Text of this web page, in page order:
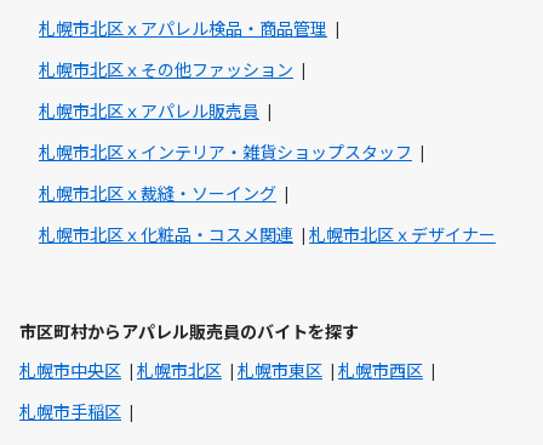
札幌市北区ｘアパレル検品・商品管理
札幌市北区ｘその他ファッション
札幌市北区ｘアパレル販売員
札幌市北区ｘインテリア・雑貨ショップスタッフ
札幌市北区ｘ裁縫・ソーイング
札幌市北区ｘ化粧品・コスメ関連
札幌市北区ｘデザイナー
市区町村からアパレル販売員のバイトを探す
札幌市中央区
札幌市北区 札幌市東区
札幌市西区
札幌市手稲区